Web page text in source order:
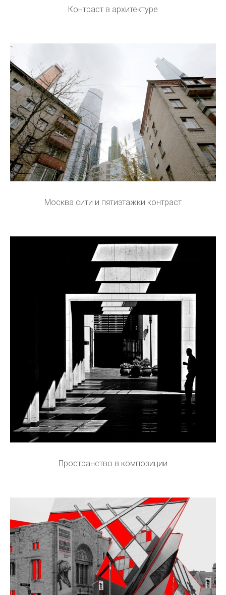
Контраст в архитектуре
Москва сити и пятиэтажки контраст
Пространство в композиции